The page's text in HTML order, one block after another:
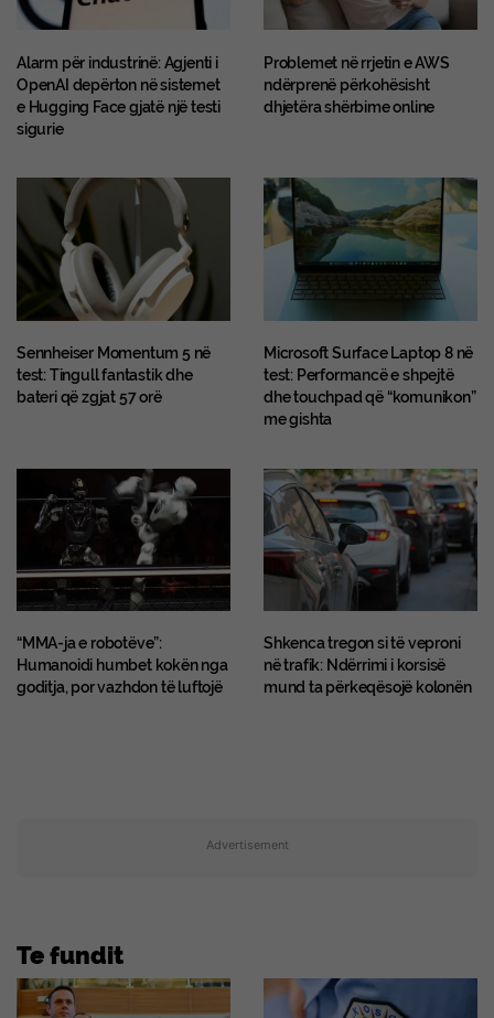
Alarm për industrinë: Agjenti i
OpenAI depërton në sistemet
e Hugging Face gjatë një testi
sigurie
Problemet në rrjetin e AWS
ndërprenë përkohësisht
dhjetëra shërbime online
Sennheiser Momentum 5 në
test: Tingull fantastik dhe
bateri që zgjat 57 orë
Microsoft Surface Laptop 8 në
test: Performancë e shpejtë
dhe touchpad që “komunikon”
me gishta
“MMA-ja e robotëve”:
Humanoidi humbet kokën nga
goditja, por vazhdon të luftojë
Shkenca tregon si të veproni
në trafik: Ndërrimi i korsisë
mund ta përkeqësojë kolonën
Advertisement
Te fundit